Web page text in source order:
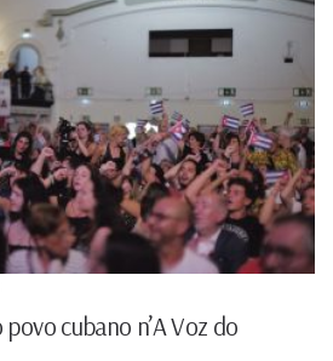
cubano n’A Voz do